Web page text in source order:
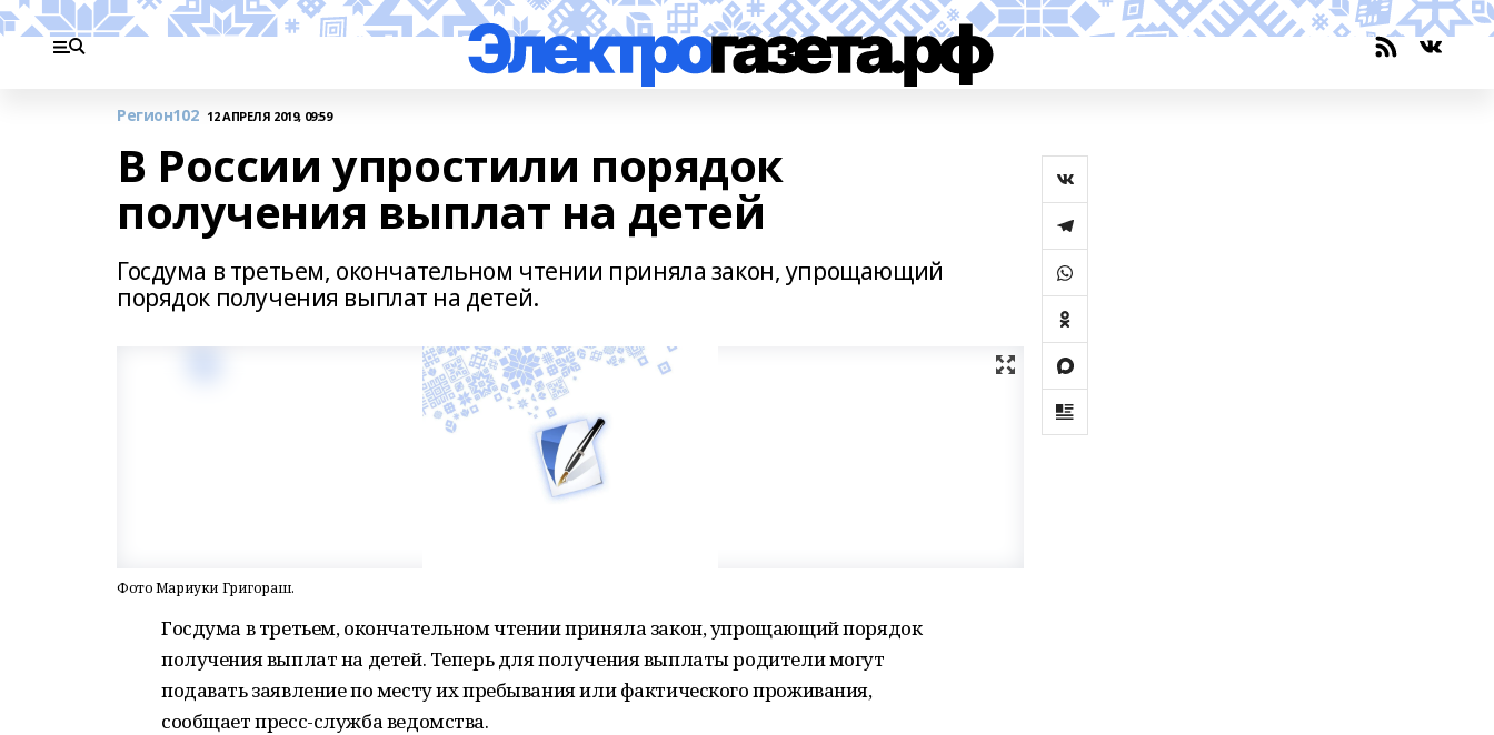
Регион102 12 АПРЕЛЯ 2019, 09:59
В России упростили порядок
получения выплат на детей
Госдума в третьем, окончательном чтении приняла закон, упрощающий
порядок получения выплат на детей.
Фото Мариуки Григораш.
Госдума в третьем, окончательном чтении приняла закон, упрощающий порядок
получения выплат на детей. Теперь для получения выплаты родители могут
подавать заявление по месту их пребывания или фактического проживания,
сообщает пресс-служба ведомства.